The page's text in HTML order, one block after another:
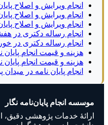
انجام ویرایش و اصلاح
انجام ویرایش و اصلاح
انجام ویرایش و اصلاح
انجام رساله دکتری در
انجام رساله دکتری در
هزینه و قیمت انجام پایان
هزینه و قیمت انجام
انجام پایان نامه در
موسسه انجام پایان‌نامه نگار
ارائهٔ خدمات پژوهشی دقیق،